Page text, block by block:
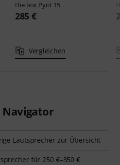
the box Pyrit 15
285 €
Vergleichen
Navigator
Lautsprecher zur Übersicht
für 250 €–350 €